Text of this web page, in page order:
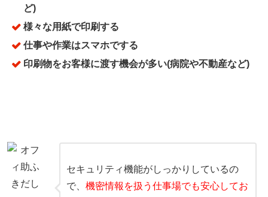
ど)
様々な用紙で印刷する
仕事や作業はスマホでする
印刷物をお客様に渡す機会が多い(病院や不動産など)
セキュリティ機能がしっかりしているの
で、機密情報を扱う仕事場でも安心してお